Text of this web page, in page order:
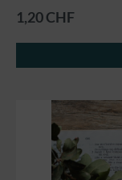
1,20 CHF